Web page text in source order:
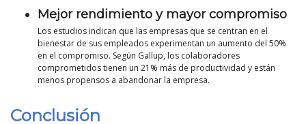
Mejor rendimiento y mayor compromiso
Los estudios indican que las empresas que se centran en el
bienestar de sus empleados experimentan un aumento del 50%
en el compromiso. Según Gallup, los colaboradores
comprometidos tienen un 21% más de productividad y están
menos propensos a abandonar la empresa.
Conclusión